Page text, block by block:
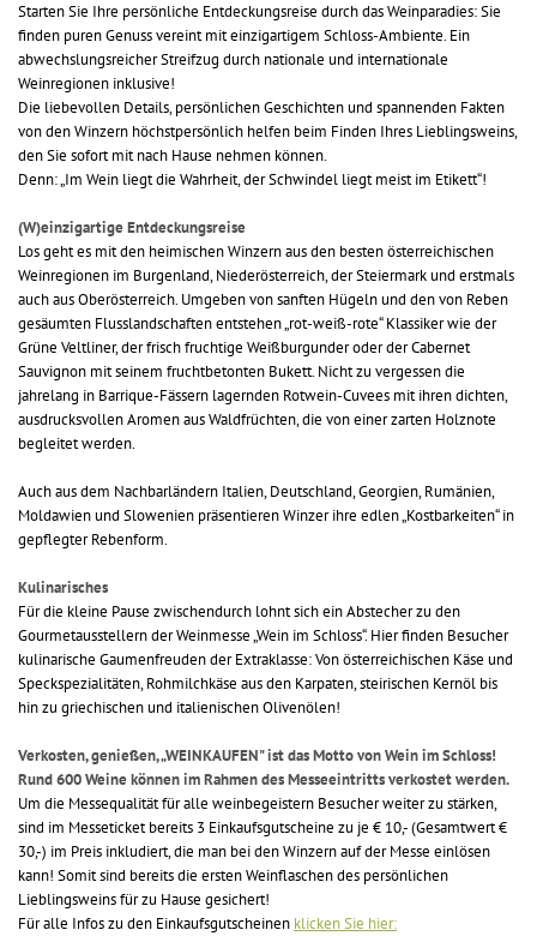
Starten Sie Ihre persönliche Entdeckungsreise durch das Weinparadies: Sie
finden puren Genuss vereint mit einzigartigem Schloss-Ambiente. Ein
abwechslungsreicher Streifzug durch nationale und internationale
Weinregionen inklusive!
Die liebevollen Details, persönlichen Geschichten und spannenden Fakten
von den Winzern höchstpersönlich helfen beim Finden Ihres Lieblingsweins,
den Sie sofort mit nach Hause nehmen können.
Denn: „Im Wein liegt die Wahrheit, der Schwindel liegt meist im Etikett“!
(W)einzigartige Entdeckungsreise
Los geht es mit den heimischen Winzern aus den besten österreichischen
Weinregionen im Burgenland, Niederösterreich, der Steiermark und erstmals
auch aus Oberösterreich. Umgeben von sanften Hügeln und den von Reben
gesäumten Flusslandschaften entstehen „rot-weiß-rote“ Klassiker wie der
Grüne Veltliner, der frisch fruchtige Weißburgunder oder der Cabernet
Sauvignon mit seinem fruchtbetonten Bukett. Nicht zu vergessen die
jahrelang in Barrique-Fässern lagernden Rotwein-Cuvees mit ihren dichten,
ausdrucksvollen Aromen aus Waldfrüchten, die von einer zarten Holznote
begleitet werden.
Auch aus dem Nachbarländern Italien, Deutschland, Georgien, Rumänien,
Moldawien und Slowenien präsentieren Winzer ihre edlen „Kostbarkeiten“ in
gepflegter Rebenform.
Kulinarisches
Für die kleine Pause zwischendurch lohnt sich ein Abstecher zu den
Gourmetausstellern der Weinmesse „Wein im Schloss“. Hier finden Besucher
kulinarische Gaumenfreuden der Extraklasse: Von österreichischen Käse und
Speckspezialitäten, Rohmilchkäse aus den Karpaten, steirischen Kernöl bis
hin zu griechischen und italienischen Olivenölen!
Verkosten, genießen, „WEINKAUFEN" ist das Motto von Wein im Schloss!
Rund 600 Weine können im Rahmen des Messeeintritts verkostet werden.
Um die Messequalität für alle weinbegeistern Besucher weiter zu stärken,
sind im Messeticket bereits 3 Einkaufsgutscheine zu je € 10,- (Gesamtwert €
30,-) im Preis inkludiert, die man bei den Winzern auf der Messe einlösen
kann! Somit sind bereits die ersten Weinflaschen des persönlichen
Lieblingsweins für zu Hause gesichert!
Für alle Infos zu den Einkaufsgutscheinen klicken Sie hier: